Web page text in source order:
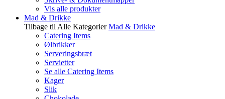
Vis alle produkter
Mad & Drikke
Tilbage til Alle Kategorier Mad & Drikke
Catering Items
Ølbrikker
Serveringsbræt
Servietter
Se alle Catering Items
Kager
Slik